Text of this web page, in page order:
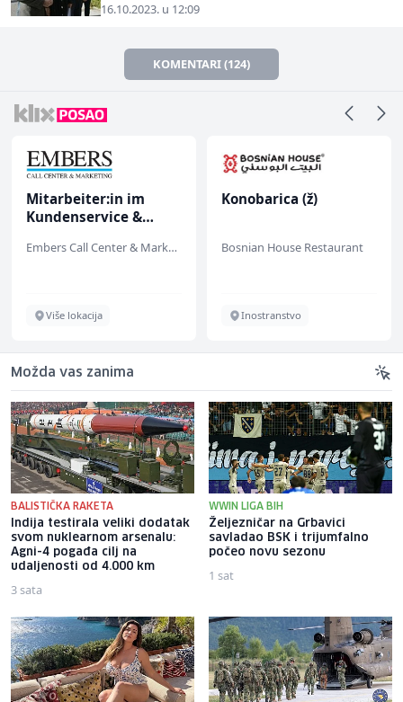
16.10.2023. u 12:09
KOMENTARI (124)
Mitarbeiter:in im
Kundenservice &
Embers Call Center & Marketing
Više lokacija
Konobarica (ž)
Bosnian House Restaurant
Inostranstvo
Možda vas zanima
BALISTIČKA RAKETA
Indija testirala veliki dodatak
svom nuklearnom arsenalu:
Agni-4 pogađa cilj na
udaljenosti od 4.000 km
3 sata
WWIN LIGA BIH
Željezničar na Grbavici
savladao BSK i trijumfalno
počeo novu sezonu
1 sat